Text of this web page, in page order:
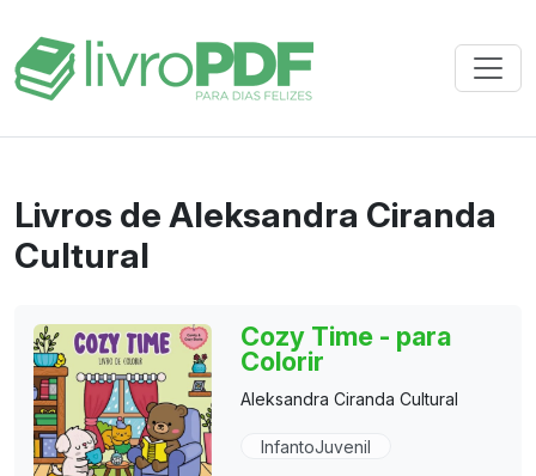
Livros de Aleksandra Ciranda
Cultural
Cozy Time - para
Colorir
Aleksandra Ciranda Cultural
InfantoJuvenil